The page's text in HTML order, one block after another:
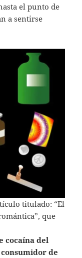
el punto de
a sentirse
titulado: “El
que
cocaína del
de